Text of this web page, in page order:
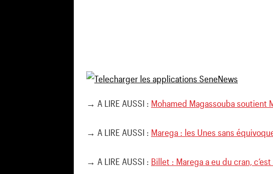
→ A LIRE AUSSI : Mohamed Magassouba soutient
→ A LIRE AUSSI : Marega : les Unes sans
→ A LIRE AUSSI : Billet : Marega a eu du cran,